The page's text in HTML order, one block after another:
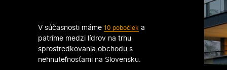
V súčasnosti máme 10 pobočiek a
patríme medzi lídrov na trhu
sprostredkovania obchodu s
nehnuteľnosťami na Slovensku.